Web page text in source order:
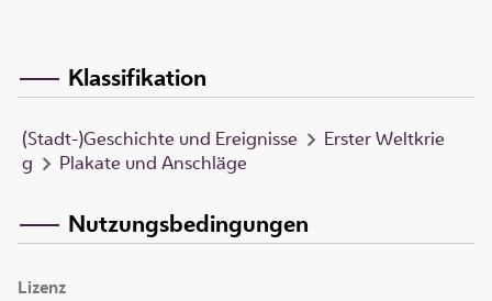
Klassifikation
(Stadt-)Geschichte und Ereignisse
Erster Weltkrie
g
Plakate und Anschläge
Nutzungsbedingungen
Lizenz